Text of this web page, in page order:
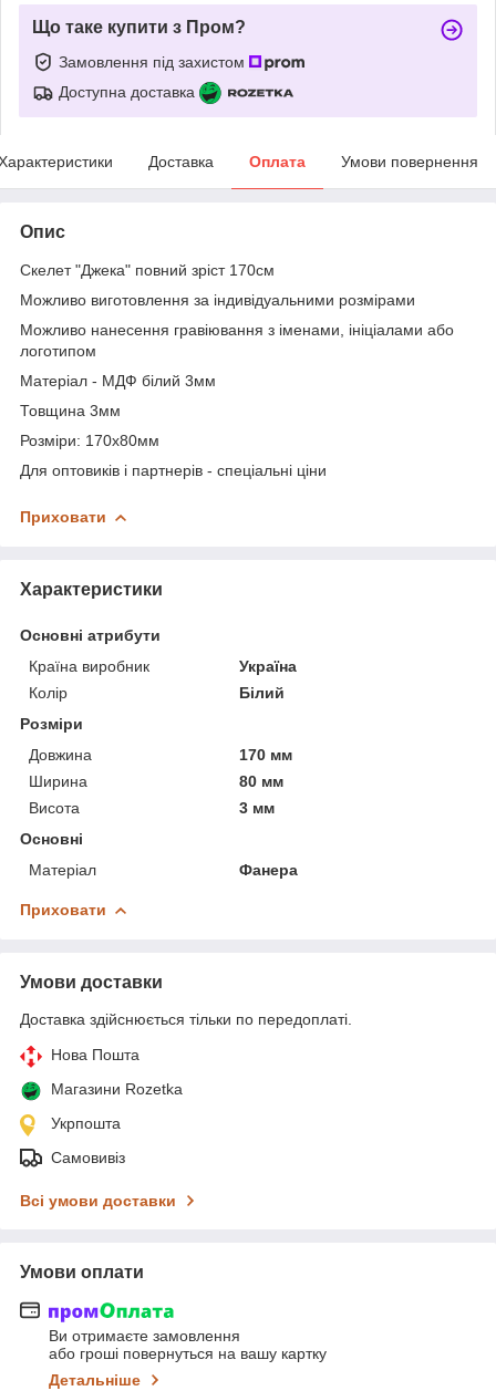
Що таке купити з Пром?
Замовлення під захистом
Доступна доставка
Доставка Оплата Умови повернення
Опис
Скелет "Джека" повний зріст 170см
Можливо виготовлення за індивідуальними розмірами
Можливо нанесення гравіювання з іменами, ініціалами або
логотипом
Матеріал - МДФ білий 3мм
Товщина 3мм
Розміри: 170х80мм
Для оптовиків і партнерів - спеціальні ціни
Приховати
Характеристики
Основні атрибути
Країна виробник
Україна
Колір
Білий
Розміри
Довжина
170 мм
Ширина
80 мм
Висота
3 мм
Основні
Матеріал
Фанера
Приховати
Умови доставки
Доставка здійснюється тільки по передоплаті.
Нова Пошта
Магазини Rozetka
Укрпошта
Самовивіз
Всі умови доставки
Умови оплати
Ви отримаєте замовлення
або гроші повернуться на вашу картку
Детальніше